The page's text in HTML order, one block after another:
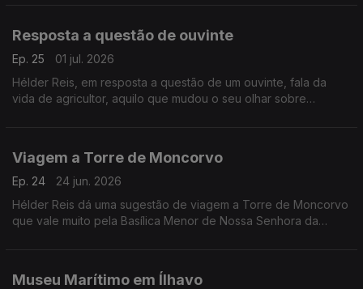
Resposta a questão de ouvinte
Ep. 25
01 jul. 2026
Hélder Reis, em resposta a questão de um ouvinte, fala da
vida de agricultor, aquilo que mudou o seu olhar sobre
Viagem a Torre de Moncorvo
Ep. 24
24 jun. 2026
Hélder Reis dá uma sugestão de viagem a Torre de Moncorvo
que vale muito pela Basílica Menor de Nossa Senhora da
Museu Marítimo em Ílhavo